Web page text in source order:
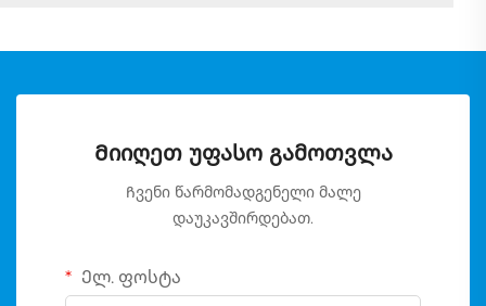
Მიიღეთ უფასო გამოთვლა
Ჩვენი წარმომადგენელი მალე
დაუკავშირდებათ.
Ელ. ფოსტა